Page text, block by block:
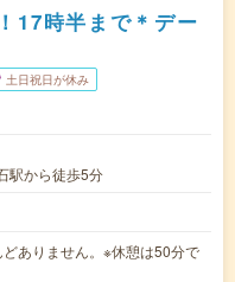
17時半まで＊デー
土日祝日が休み
駅から徒歩5分
ありません。※休憩は50分で